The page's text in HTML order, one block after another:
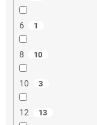
6 1
8 10
10 3
12 13